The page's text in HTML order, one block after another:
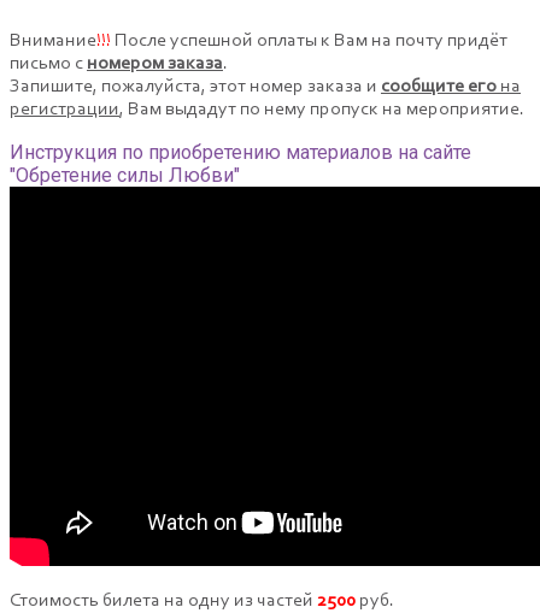
Внимание!!! После успешной оплаты к Вам на почту придёт
письмо с номером заказа.
Запишите, пожалуйста, этот номер заказа и сообщите его на
регистрации, Вам выдадут по нему пропуск на мероприятие.
Инструкция по приобретению материалов на сайте
"Обретение силы Любви"
Стоимость билета на одну из частей 2500 руб.